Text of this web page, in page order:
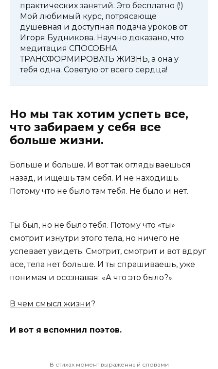
практических занятий. Это бесплатно (!)
Мой любимый курс, потрясающе
душевная и доступная подача уроков от
Игоря Будникова. Научно доказано, что
медитация СПОСОБНА
ТРАНСФОРМИРОВАТЬ ЖИЗНЬ, а она у
тебя одна. Советую от всего сердца!
Но мы так хотим успеть все,
что забираем у себя все
больше жизни.
Больше и больше. И вот так оглядываешься
назад, и ищешь там себя. И не находишь.
Потому что не было там тебя. Не было и нет.
Ты был, но не было тебя. Потому что «ты»
смотрит изнутри этого тела, но ничего не
успевает увидеть. Смотрит, смотрит и вот вдруг
все, тела нет больше. И ты спрашиваешь, уже
понимая и осознавая: «А что это было?».
В чем смысл жизни?
И вот я вспомнил поэтов.
В стихах момент выраженный словами